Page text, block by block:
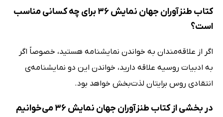
کتاب طنزآوران جهان نمایش 36 برای چه کسانی مناسب
است؟
اگر از علاقه‌مندان به خواندن نمایشنامه هستید، خصوصاً اگر
به ادبیات روسیه علاقه دارید، خواندن این دو نمایشنامه‌ی
انتقادی روس برایتان لذت‌بخش خواهد بود.
در بخشی از کتاب طنزآوران جهان نمایش 36 می‌خوانیم